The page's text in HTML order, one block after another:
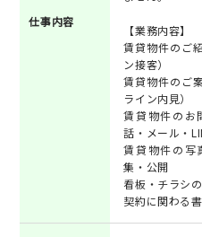
仕事内容
【業務内容】
賃貸物件のご
ン接客）
賃貸物件のご
ライン内見）
賃貸物件のお
話・メール・
賃貸物件の写
集・公開
看板・チラシ
契約に関わる